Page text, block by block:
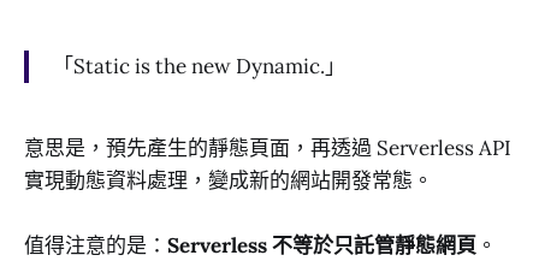
「Static is the new Dynamic.」
意思是，預先產生的靜態頁面，再透過 Serverless API
實現動態資料處理，變成新的網站開發常態。
值得注意的是： Serverless 不等於只託管靜態網頁 。